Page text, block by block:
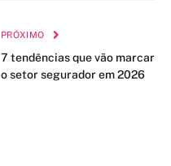
PRÓXIMO
7 tendências que vão marcar
o setor segurador em 2026